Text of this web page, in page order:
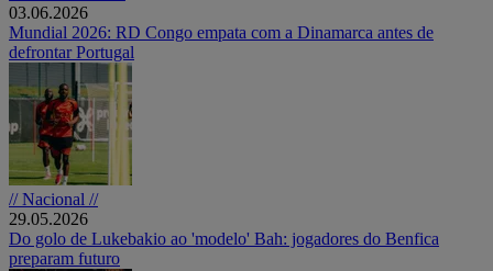
03.06.2026
Mundial 2026: RD Congo empata com a Dinamarca antes de
defrontar Portugal
// Nacional //
29.05.2026
Do golo de Lukebakio ao 'modelo' Bah: jogadores do Benfica
preparam futuro